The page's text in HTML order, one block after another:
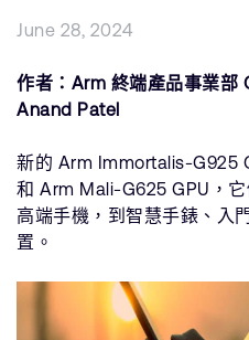
網站
通報安全漏洞
Arm 全球總部
110 Fulbourn Road
Cambridge, UK
CB1 9NJ
Fax: + 44(1223) 400 410
查詢全球辦公室
June 28, 2024
作者：Arm 終端產品事業部
Anand Patel
新的 Arm Immortalis-G925
和 Arm Mali-G625 GPU，
高端手機，到智慧手錶、入
置。